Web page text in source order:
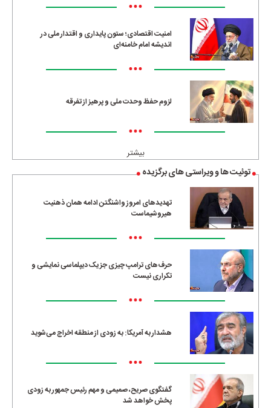
•••
امنیت اقتصادی؛ ستون پایداری و اقتدار ملی در
اندیشه امام خامنه‌ای
•••
لزوم حفظ وحدت ملی و پرهیز از تفرقه
•••
بیشتر
توئیت ها و ویراستی های برگزیده
تهدیدهای امروز واشنگتن ادامه همان ذهنیت
هیروشیماست
•••
حرف‌های ترامپ چیزی جز یک دیپلماسی نمایشی و
تکراری نیست
•••
هشدار به آمریکا: به زودی از منطقه اخراج می‌شوید
•••
گفتگوی صریح، صمیمی و مهم رئیس جمهور به زودی
پخش خواهد شد